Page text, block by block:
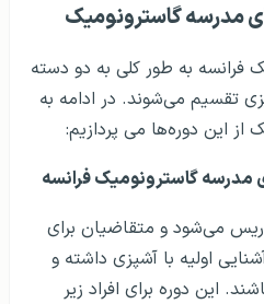
مدرسه گاسترونومیک
فرانسه به طور کلی به دو دسته
تقسیم می‌شوند. در ادامه به
این دوره‌ها می پردازیم:
گاسترونومیک فرانسه
می‌شود و متقاضیان برای
اولیه با آشپزی داشته و
باشند. این دوره برای افراد زیر